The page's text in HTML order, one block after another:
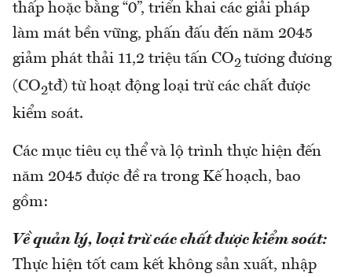
thấp hoặc bằng “0”, triển khai các giải pháp
làm mát bền vững, phấn đấu đến năm 2045
giảm phát thải 11,2 triệu tấn CO2 tương đương
(CO2tđ) từ hoạt động loại trừ các chất được
kiểm soát.
Các mục tiêu cụ thể và lộ trình thực hiện đến
năm 2045 được đề ra trong Kế hoạch, bao
gồm:
Về quản lý, loại trừ các chất được kiểm soát:
Thực hiện tốt cam kết không sản xuất, nhập